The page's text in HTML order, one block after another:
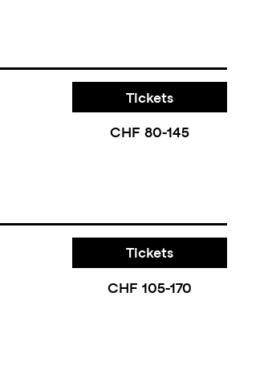
Tickets
CHF 80-145
Tickets
CHF 105-170